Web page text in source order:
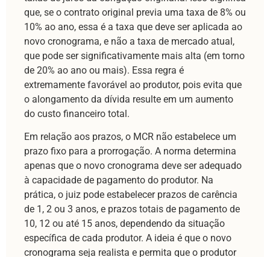
que, se o contrato original previa uma taxa de 8% ou
10% ao ano, essa é a taxa que deve ser aplicada ao
novo cronograma, e não a taxa de mercado atual,
que pode ser significativamente mais alta (em torno
de 20% ao ano ou mais). Essa regra é
extremamente favorável ao produtor, pois evita que
o alongamento da dívida resulte em um aumento
do custo financeiro total.
Em relação aos prazos, o MCR não estabelece um
prazo fixo para a prorrogação. A norma determina
apenas que o novo cronograma deve ser adequado
à capacidade de pagamento do produtor. Na
prática, o juiz pode estabelecer prazos de carência
de 1, 2 ou 3 anos, e prazos totais de pagamento de
10, 12 ou até 15 anos, dependendo da situação
específica de cada produtor. A ideia é que o novo
cronograma seja realista e permita que o produtor